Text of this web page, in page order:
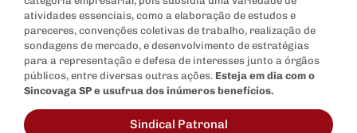
atividades essenciais, como a elaboração de estudos e
pareceres, convenções coletivas de trabalho, realização de
sondagens de mercado, e desenvolvimento de estratégias
para a representação e defesa de interesses junto a órgãos
públicos, entre diversas outras ações. Esteja em dia com o
Sincovaga SP e usufrua dos inúmeros benefícios.
Sindical Patronal